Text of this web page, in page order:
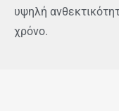
υψηλή
χρόνο.